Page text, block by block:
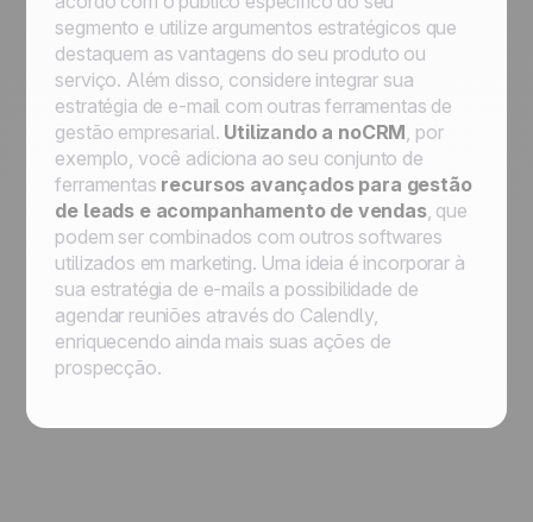
segmento e utilize argumentos estratégicos que
destaquem as vantagens do seu produto ou
serviço. Além disso, considere integrar sua
estratégia de e-mail com outras ferramentas de
gestão empresarial. Utilizando a noCRM, por
exemplo, você adiciona ao seu conjunto de
ferramentas recursos avançados para gestão
de leads e acompanhamento de vendas, que
podem ser combinados com outros softwares
utilizados em marketing. Uma ideia é incorporar à
sua estratégia de e-mails a possibilidade de
agendar reuniões através do Calendly,
enriquecendo ainda mais suas ações de
prospecção.